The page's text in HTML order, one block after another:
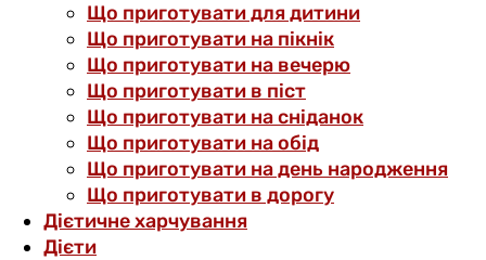
Що приготувати для дитини
Що приготувати на пікнік
Що приготувати на вечерю
Що приготувати в піст
Що приготувати на сніданок
Що приготувати на обід
Що приготувати на день народження
Що приготувати в дорогу
Дієтичне харчування
Дієти